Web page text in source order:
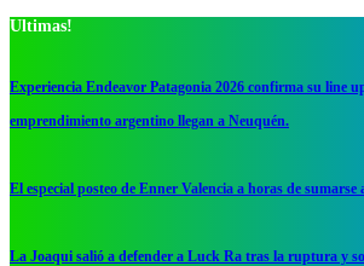
Ultimas!
Experiencia Endeavor Patagonia 2026 confirma su line
emprendimiento argentino llegan a Neuquén.
El especial posteo de Enner Valencia a horas de sumarse
La Joaqui salió a defender a Luck Ra tras la ruptura y